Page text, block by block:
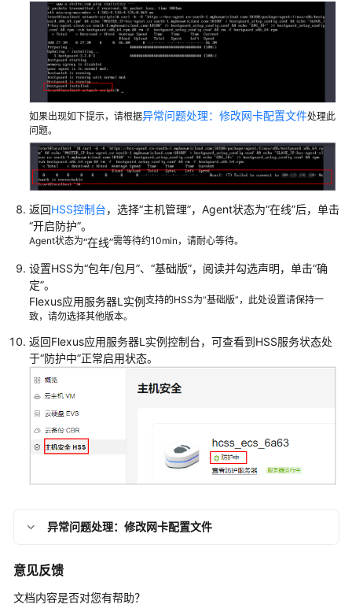
通
用
参
考
责
任
共
云
服
等
级
协
议
（SLA）
白
书
持
区
如果出现如下提示，请根据异常问题处理：修改网卡配置文件处理此
问题。
返回HSS控制台，选择“主机管理”，Agent状态为“在线”后，单击
“开启防护”。
Agent状态为“在线”需等待约10min，请耐心等待。
设置HSS为“包年/包月”、“基础版”，阅读并勾选声明，单击“确
定”。
Flexus应用服务器L实例支持的HSS为“基础版”，此处设置请保持一
致，请勿选择其他版本。
返回Flexus应用服务器L实例控制台，可查看到HSS服务状态处
于“防护中”正常启用状态。
异常问题处理：修改网卡配置文件
意见反馈
文档内容是否对您有帮助？